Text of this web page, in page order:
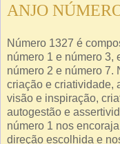
ANJO
Número 1327 é
número 1 e número 3,
número 2 e número 7.
criação e criatividade,
visão e inspiração,
autogestão e
número 1 nos
direção escolhida e